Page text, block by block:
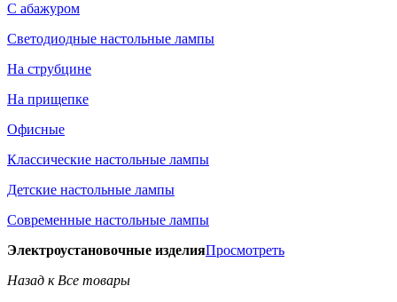
С абажуром
Светодиодные настольные лампы
На струбцине
На прищепке
Офисные
Классические настольные лампы
Детские настольные лампы
Современные настольные лампы
Электроустановочные изделияПросмотреть
Назад к Все товары